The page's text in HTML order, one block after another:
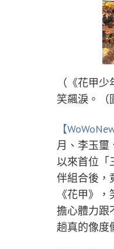
（《花甲
笑飆淚。（
【
月、李玉璽
以來首位「
伴組合後，
《花甲》
擔心體力跟
趟真的像度